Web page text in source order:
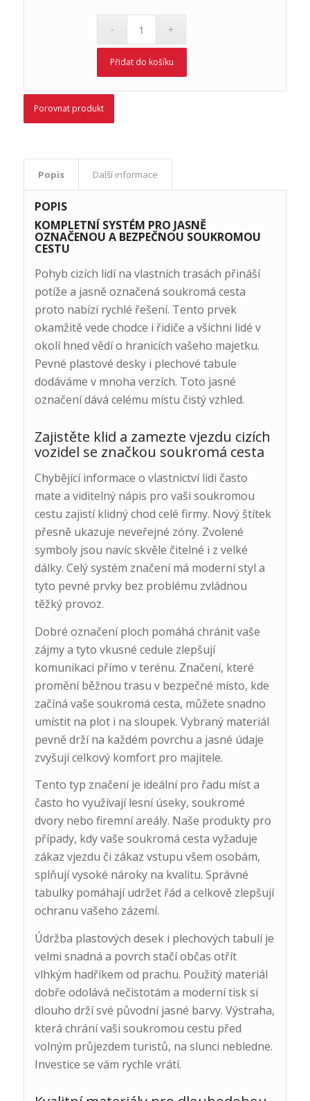
Přidat do košíku
Porovnat produkt
Popis Další informace
POPIS
KOMPLETNÍ SYSTÉM PRO JASNĚ
OZNAČENOU A BEZPEČNOU SOUKROMOU
CESTU
Pohyb cizích lidí na vlastních trasách přináší
potíže a jasně označená soukromá cesta
proto nabízí rychlé řešení. Tento prvek
okamžitě vede chodce i řidiče a všichni lidé v
okolí hned vědí o hranicích vašeho majetku.
Pevné plastové desky i plechové tabule
dodáváme v mnoha verzích. Toto jasné
označení dává celému místu čistý vzhled.
Zajistěte klid a zamezte vjezdu cizích
vozidel se značkou soukromá cesta
Chybějící informace o vlastnictví lidi často
mate a viditelný nápis pro vaši soukromou
cestu zajistí klidný chod celé firmy. Nový štítek
přesně ukazuje neveřejné zóny. Zvolené
symboly jsou navíc skvěle čitelné i z velké
dálky. Celý systém značení má moderní styl a
tyto pevné prvky bez problému zvládnou
těžký provoz.
Dobré označení ploch pomáhá chránit vaše
zájmy a tyto vkusné cedule zlepšují
komunikaci přímo v terénu. Značení, které
promění běžnou trasu v bezpečné místo, kde
začíná vaše soukromá cesta, můžete snadno
umístit na plot i na sloupek. Vybraný materiál
pevně drží na každém povrchu a jasné údaje
zvyšují celkový komfort pro majitele.
Tento typ značení je ideální pro řadu míst a
často ho využívají lesní úseky, soukromé
dvory nebo firemní areály. Naše produkty pro
případy, kdy vaše soukromá cesta vyžaduje
zákaz vjezdu či zákaz vstupu všem osobám,
splňují vysoké nároky na kvalitu. Správné
tabulky pomáhají udržet řád a celkově zlepšují
ochranu vašeho zázemí.
Údržba plastových desek i plechových tabulí je
velmi snadná a povrch stačí občas otřít
vlhkým hadříkem od prachu. Použitý materiál
dobře odolává nečistotám a moderní tisk si
dlouho drží své původní jasné barvy. Výstraha,
která chrání vaši soukromou cestu před
volným průjezdem turistů, na slunci nebledne.
Investice se vám rychle vrátí.